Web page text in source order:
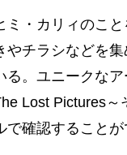
ミ・カリィのこ
やチラシなどを
る。ユニークな
Lost Pictures
で確認すること